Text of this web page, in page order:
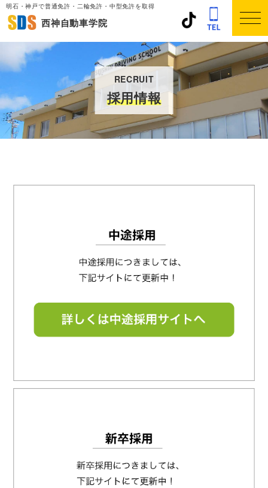
RECRUIT
採用情報
明石・神戸で普通免許・二輪免許・中型免許を取得
西神自動車学院
トップ
料金案内
各種免許
学校案内
在校生